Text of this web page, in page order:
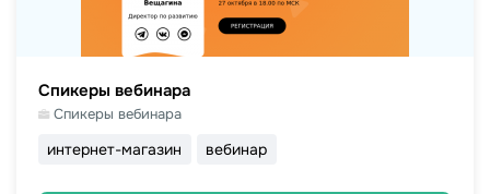
Спикеры вебинара
Спикеры вебинара
интернет-магазин вебинар